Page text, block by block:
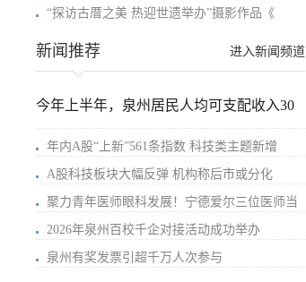
“探访古厝之美 热迎世遗举办”摄影作品《
进入新闻频道
新闻推荐
今年上半年，泉州居民人均可支配收入30
年内A股“上新”561条指数 科技类主题新增
A股科技板块大幅反弹 机构称后市或分化
聚力青年医师眼科发展！宁德爱尔三位医师当
2026年泉州百校千企对接活动成功举办
泉州有奖发票引超千万人次参与